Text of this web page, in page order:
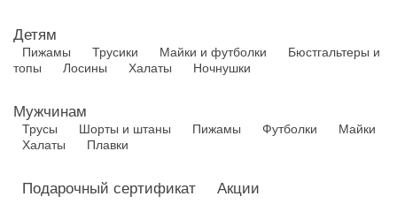
Детям
Пижамы Трусики Майки и футболки
Бюстгальтеры и
топы
Лосины Халаты Ночнушки
Мужчинам
Трусы Шорты и штаны Пижамы Футболки
Майки
Халаты
Плавки
Подарочный сертификат Акции